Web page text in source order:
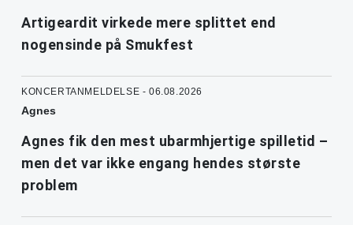
Artigeardit virkede mere splittet end
nogensinde på Smukfest
KONCERTANMELDELSE - 06.08.2026
Agnes
Agnes fik den mest ubarmhjertige spilletid –
men det var ikke engang hendes største
problem